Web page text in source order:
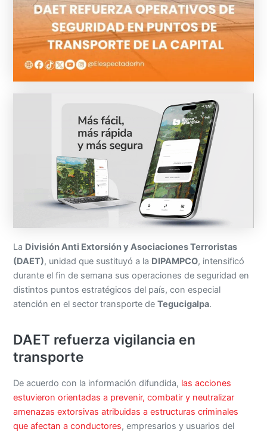
La División Anti Extorsión y Asociaciones Terroristas
(DAET), unidad que sustituyó a la DIPAMPCO, intensificó
durante el fin de semana sus operaciones de seguridad en
distintos puntos estratégicos del país, con especial
atención en el sector transporte deTegucigalpa.
DAET refuerza vigilancia en
transporte
De acuerdo con la información difundida, las acciones
estuvieron orientadas a prevenir, combatir y neutralizar
amenazas extorsivas atribuidas a estructuras criminales
que afectan a conductores, empresarios y usuarios del